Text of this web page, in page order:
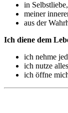
in Selbstliebe,
meiner
aus der
Ich diene dem
ich nehme
ich nutze
ich öffne